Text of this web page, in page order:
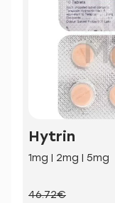
Hytrin
1mg | 2mg | 5mg
46.72€